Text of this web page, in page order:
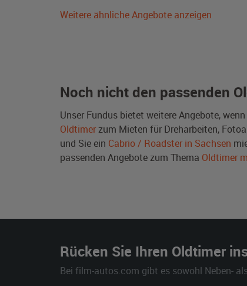
Weitere ähnliche Angebote anzeigen
Noch nicht den passenden
Unser Fundus bietet weitere Angebote,
Oldtimer zum Mieten für Dreharbeiten,
und Sie ein Cabrio / Roadster in Sachsen
passenden Angebote zum Thema Oldtimer
Rücken Sie Ihren Oldtimer
Bei film-autos.com gibt es sowohl Neben-